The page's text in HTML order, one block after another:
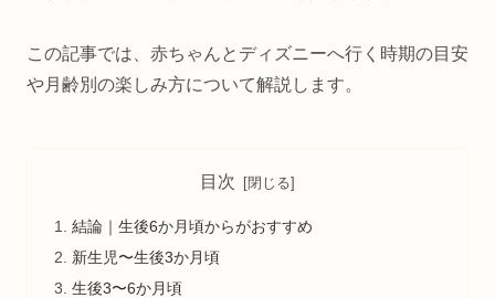
この記事では、赤ちゃんとディズニーへ行く時期の目安
や月齢別の楽しみ方について解説します。
目次
結論｜生後6か月頃からがおすすめ
新生児〜生後3か月頃
生後3〜6か月頃